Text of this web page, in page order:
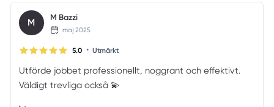
M M Bazzi
maj 2025
5.0 • Utmärkt
Utförde jobbet professionellt, noggrant och effektivt.
Väldigt trevliga också 💫